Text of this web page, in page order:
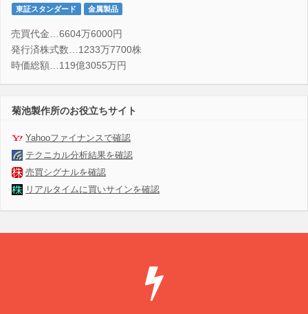
東証スタンダード 金属製品
売買代金…6604万6000円
発行済株式数…1233万7700株
時価総額…119億3055万円
菊池製作所のお役立ちサイト
Yahooファイナンスで確認
テクニカル分析結果を確認
売買シグナルを確認
リアルタイムに買いサインを確認